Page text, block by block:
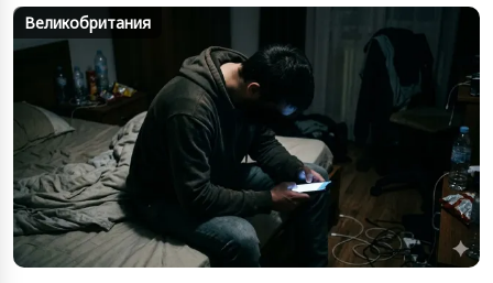
Великобритания